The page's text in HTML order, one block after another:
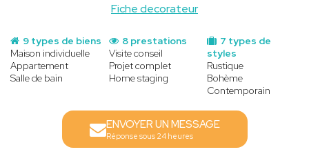
Fiche decorateur
9 types de biens
Maison individuelle
Appartement
Salle de bain
7 types de
styles
Rustique
Bohème
Contemporain
8 prestations
Visite conseil
Projet complet
Home staging
ENVOYER UN MESSAGE
Réponse sous 24 heures